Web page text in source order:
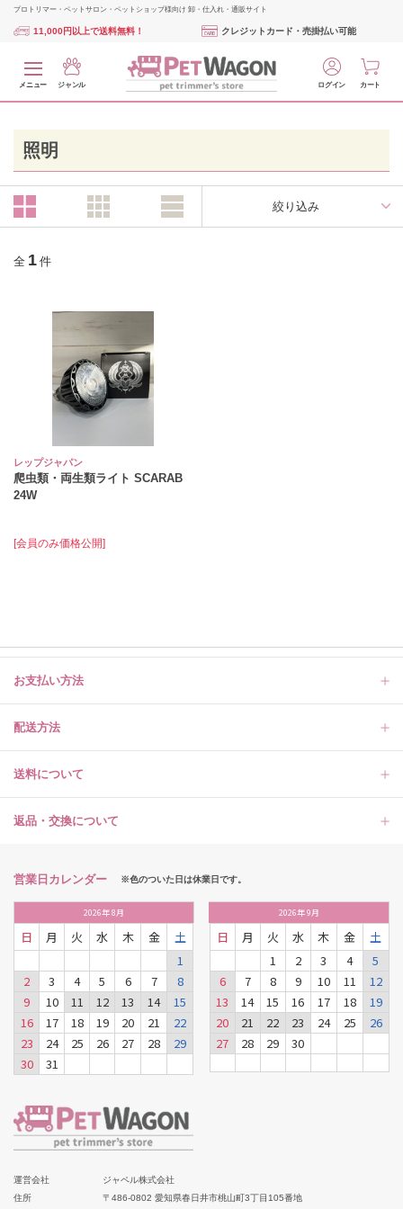
プロトリマー・ペットサロン・ペットショップ様向け 卸・仕入れ・通販サイト
11,000円以上で送料無料！ クレジットカード・売掛払い可能
メニュー ジャンル ログイン カート
照明
絞り込み
全 1 件
レップジャパン
爬虫類・両生類ライト SCARAB
24W
[会員のみ価格公開]
お支払い方法
配送方法
送料について
返品・交換について
営業日カレンダー ※色のついた日は休業日です。
2026年8月
日 月 火 水 木 金
土
1
2
3 4 5 6 7
8
9
10 11 12 13 14
15
16
17 18 19 20 21
22
23
24 25 26 27 28
29
30
31
2026年9月
日 月 火 水 木 金
土
1
2 3 4
5
6
7 8 9 10 11
12
13
14 15 16 17 18
19
20
21 22 23 24 25
26
27
28 29 30
運営会社
ジャペル株式会社
住所
〒486-0802 愛知県春日井市桃山町3丁目105番地